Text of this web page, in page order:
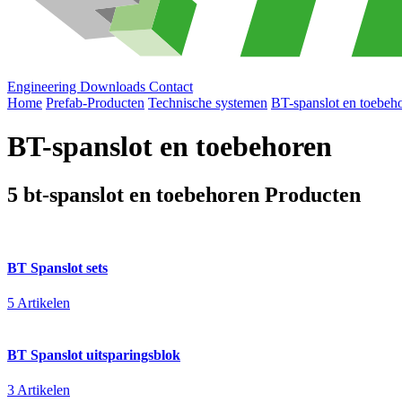
Engineering Downloads Contact
Home Prefab-Producten Technische systemen BT-spanslot en
BT-spanslot en toebehoren
5 bt-spanslot en toebehoren Producten
BT Spanslot sets
5 Artikelen
BT Spanslot uitsparingsblok
3 Artikelen